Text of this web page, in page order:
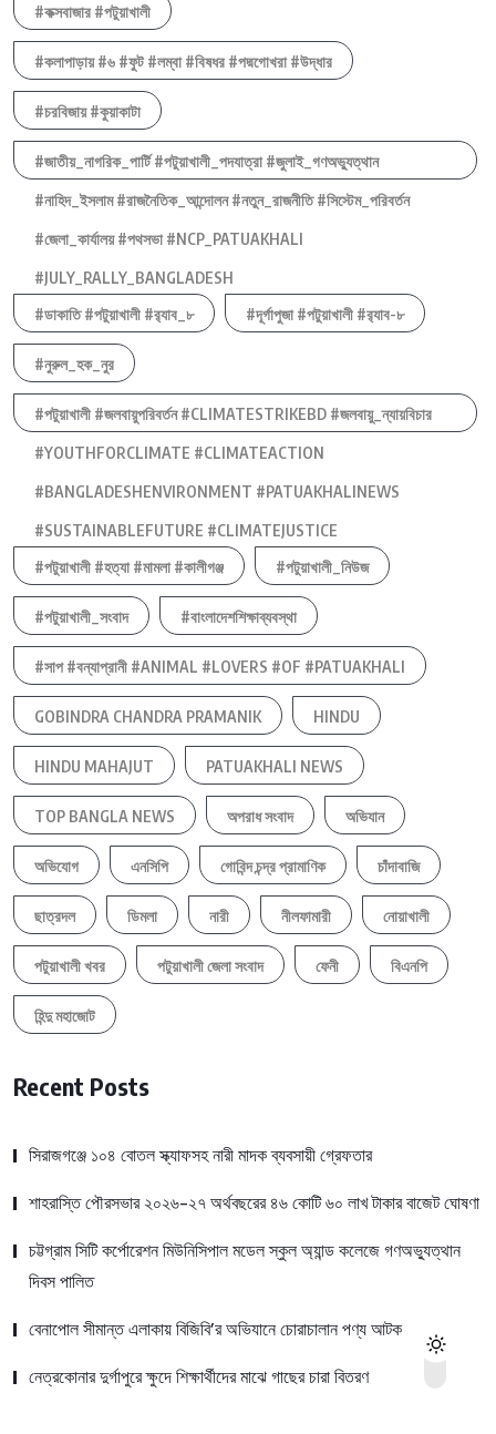
#কক্সবাজার #পটুয়াখালী
#কলাপাড়ায় #৬ #ফুট #লম্বা #বিষধর #পদ্মগোখরা #উদ্ধার
#চরবিজায় #কুয়াকাটা
#জাতীয়_নাগরিক_পার্টি #পটুয়াখালী_পদযাত্রা #জুলাই_গণঅভ্যুত্থান
#নাহিদ_ইসলাম #রাজনৈতিক_আন্দোলন #নতুন_রাজনীতি #সিস্টেম_পরিবর্তন
#জেলা_কার্যালয় #পথসভা #NCP_PATUAKHALI
#JULY_RALLY_BANGLADESH
#ডাকাতি #পটুয়াখালী #র‍্যাব_৮
#দূর্গাপুজা #পটুয়াখালী #র‍্যাব-৮
#নুরুল_হক_নুর
#পটুয়াখালী #জলবায়ুপরিবর্তন #CLIMATESTRIKEBD #জলবায়ু_ন্যায়বিচার
#YOUTHFORCLIMATE #CLIMATEACTION
#BANGLADESHENVIRONMENT #PATUAKHALINEWS
#SUSTAINABLEFUTURE #CLIMATEJUSTICE
#পটুয়াখালী #হত্যা #মামলা #কালীগঞ্জ
#পটুয়াখালী_নিউজ
#পটুয়াখালী_সংবাদ #বাংলাদেশশিক্ষাব্যবস্থা
#সাপ #বন্যাপ্রানী #ANIMAL #LOVERS #OF #PATUAKHALI
GOBINDRA CHANDRA PRAMANIK HINDU
HINDU MAHAJUT PATUAKHALI NEWS
TOP BANGLA NEWS অপরাধ সংবাদ অভিযান
অভিযোগ এনসিপি গোবিন্দ চন্দ্র প্রামাণিক চাঁদাবাজি
ছাত্রদল ডিমলা নারী নীলফামারী নোয়াখালী
পটুয়াখালী খবর পটুয়াখালী জেলা সংবাদ ফেনী বিএনপি
হিন্দু মহাজোট
Recent Posts
সিরাজগঞ্জে ১০৪ বোতল স্ক্যাফসহ নারী মাদক ব্যবসায়ী গ্রেফতার
শাহরাস্তি পৌরসভার ২০২৬-২৭ অর্থবছরের ৪৬ কোটি ৬০ লাখ টাকার বাজেট ঘোষণা
চট্টগ্রাম সিটি কর্পোরেশন মিউনিসিপাল মডেল স্কুল অ্যান্ড কলেজে গণঅভ্যুত্থান
দিবস পালিত
বেনাপোল সীমান্ত এলাকায় বিজিবি’র অভিযানে চোরাচালান পণ্য আটক
নেত্রকোনার দুর্গাপুরে ক্ষুদে শিক্ষার্থীদের মাঝে গাছের চারা বিতরণ